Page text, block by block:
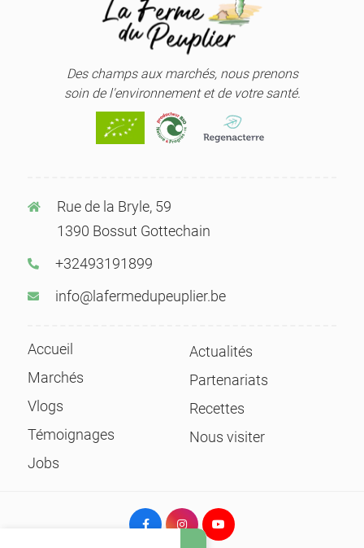
Des champs aux marchés, nous prenons
soin de l'environnementet de votre santé.
Rue de la Bryle, 59
1390 Bossut Gottechain
+32493191899
info@lafermedupeuplier.be
Accueil
Marchés
Vlogs
Témoignages
Jobs
Actualités
Partenariats
Recettes
Nous visiter